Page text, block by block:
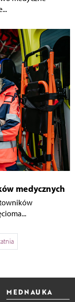
medycznych
MEDNAUKA